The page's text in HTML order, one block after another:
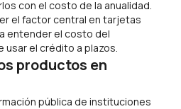
con el costo de la anualidad.
el factor central en tarjetas
entender el costo del
usar el crédito a plazos.
productos en
pública de instituciones